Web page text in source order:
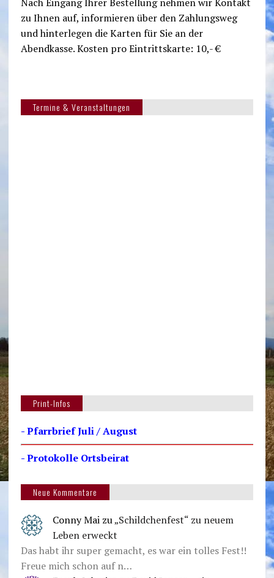
zu Ihnen auf, informieren über den Zahlungsweg
und hinterlegen die Karten für Sie an der
Abendkasse. Kosten pro Eintrittskarte: 10,- €
Termine & Veranstaltungen
Print-Infos
- Pfarrbrief Juli / August
- Protokolle Ortsbeirat
Neue Kommentare
Conny Mai zu„Schildchenfest“ zu neuem
Leben erweckt
Das habt ihr super gemacht, es war ein tolles Fest!!
Freue mich schon auf n…